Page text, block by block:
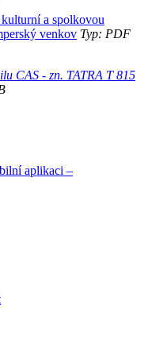
a spolkovou
venkov Typ: PDF
CAS - zn. TATRA T 815
aplikaci –